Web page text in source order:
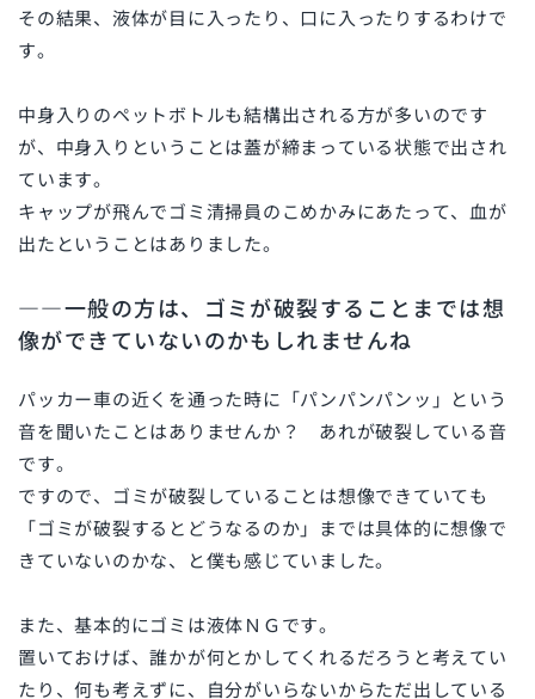
その結果、液体が目に入ったり、口に入ったりするわけで
す。
中身入りのペットボトルも結構出される方が多いのです
が、中身入りということは蓋が締まっている状態で出され
ています。
キャップが飛んでゴミ清掃員のこめかみにあたって、血が
出たということはありました。
――一般の方は、ゴミが破裂することまでは想
像ができていないのかもしれませんね
パッカー車の近くを通った時に「パンパンパンッ」という
音を聞いたことはありませんか？ あれが破裂している音
です。
ですので、ゴミが破裂していることは想像できていても
「ゴミが破裂するとどうなるのか」までは具体的に想像で
きていないのかな、と僕も感じていました。
また、基本的にゴミは液体ＮＧです。
置いておけば、誰かが何とかしてくれるだろうと考えてい
たり、何も考えずに、自分がいらないからただ出している